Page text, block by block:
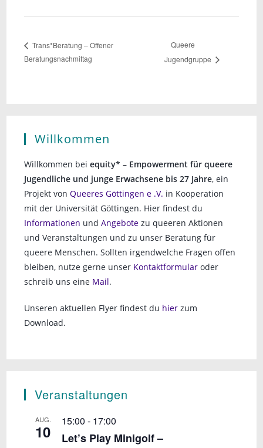
Trans*Beratung – Offener
Beratungsnachmittag
Queere
Jugendgruppe
Willkommen
Willkommen beiequity* – Empowerment für queere
Jugendliche und junge Erwachsene bis 27 Jahre, ein
Projekt vonQueeres Göttingen e .V. in Kooperation
mit der Universität Göttingen. Hier findest du
Informationen undAngebote zu queeren Aktionen
und Veranstaltungen und zu unser Beratung für
queere Menschen. Sollten irgendwelche Fragen offen
bleiben, nutze gerne unser Kontaktformular oder
schreib uns eine Mail.
Unseren aktuellen Flyer findest du hier zum
Download.
Veranstaltungen
AUG.
10
15:00 - 17:00
Let’s Play Minigolf –